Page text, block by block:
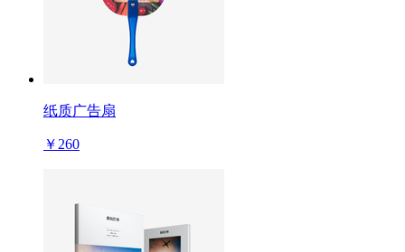
纸质广告扇
￥260